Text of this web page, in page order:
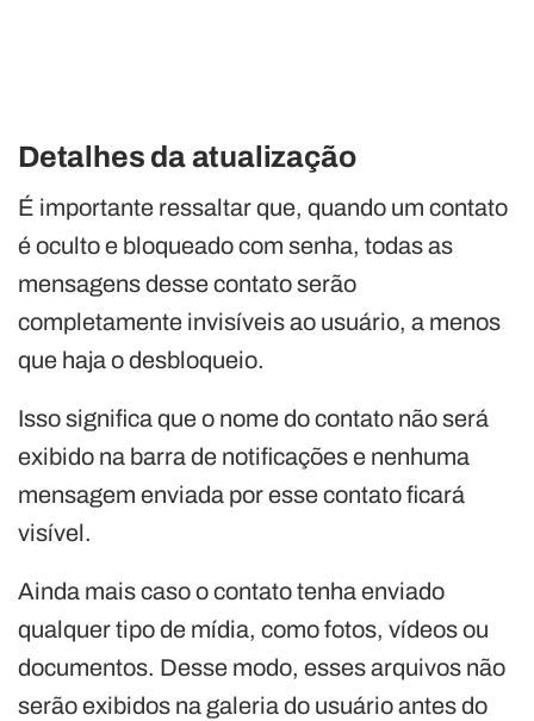
Detalhes da atualização
É importante ressaltar que, quando um contato
é oculto e bloqueado com senha, todas as
mensagens desse contato serão
completamente invisíveis ao usuário, a menos
que haja o desbloqueio.
Isso significa que o nome do contato não será
exibido na barra de notificações e nenhuma
mensagem enviada por esse contato ficará
visível.
Ainda mais caso o contato tenha enviado
qualquer tipo de mídia, como fotos, vídeos ou
documentos. Desse modo, esses arquivos não
serão exibidos na galeria do usuário antes do